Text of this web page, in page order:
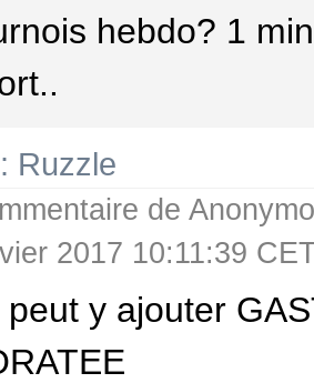
hebdo? 1
Ruzzle
de
2017 10:11:39
peut y ajouter